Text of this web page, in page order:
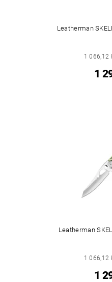
Leatherman
1 066,12
1
Leatherman
1 066,12
1